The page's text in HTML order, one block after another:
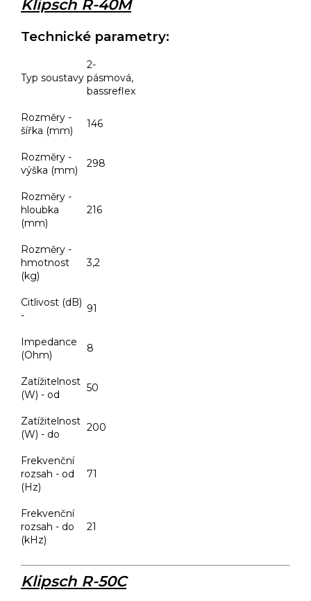
Klipsch R-40M
Technické parametry:
Typ soustavy
2-
pásmová,
bassreflex
Rozměry -
šířka (mm)
146
Rozměry -
výška (mm)
298
Rozměry -
hloubka
(mm)
216
Rozměry -
hmotnost
(kg)
3,2
Citlivost (dB)
-
91
Impedance
(Ohm)
8
Zatížitelnost
(W) - od
50
Zatížitelnost
(W) - do
200
Frekvenční
rozsah - od
(Hz)
71
Frekvenční
rozsah - do
(kHz)
21
Klipsch R-50C